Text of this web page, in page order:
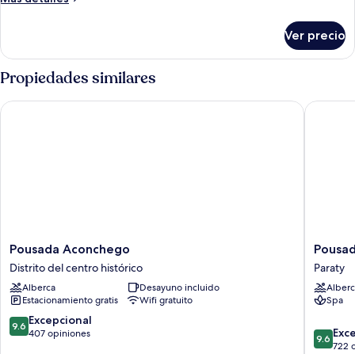
cuádruple
clásica
Ver precio
Propiedades similares
Pousada
Aconchego
Distrito
del
centro
histórico
Pousada Aconchego
Distrito del centro histórico
Alberca
Desayuno incluido
Estacionamiento gratis
Wifi gratuito
9.6
de
9.6 Excepcional
407 opiniones
Pousada Aconchego
Pousada
Apple
House
Paraty
Paraty
Paraty
Spa
9.6
de
9.6
722